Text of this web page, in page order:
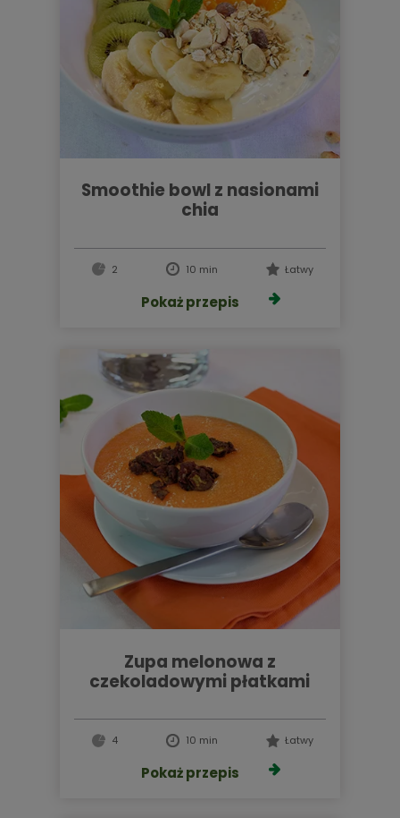
smoothie bowl z nasionami
chia
2 10 min Łatwy
Pokaż przepis
zupa melonowa z
czekoladowymi płatkami
4 10 min Łatwy
Pokaż przepis